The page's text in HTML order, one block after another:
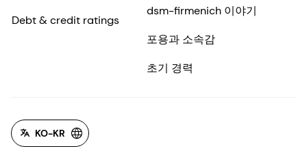
Debt & credit ratings
dsm-firmenich 이야기
포용과 소속감
초기 경력
KO-KR